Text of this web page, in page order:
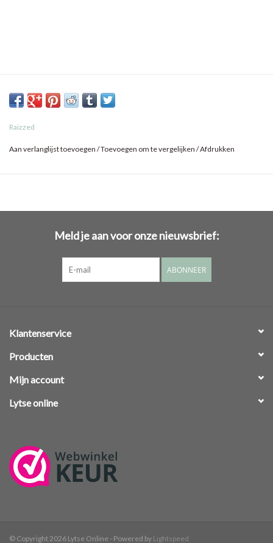
Raizzed
Aan verlanglijst toevoegen /Toevoegen om te vergelijken /Afdrukken
Meld je aan voor onze nieuwsbrief:
ABONNEER
Klantenservice
Producten
Mijn account
Lytse online
© Copyright 2026 Lytse Online - Powered by Lightspeed